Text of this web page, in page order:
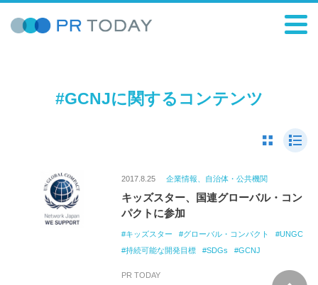
#GCNJに関するコンテンツ
2017.8.25 企業情報、自治体・公共機関
キッズスター、国連グローバル・コン
パクトに参加
キッズスター グローバル・コンパクト
UNGC
持続可能な開発目標
SDGs GCNJ
PR TODAY